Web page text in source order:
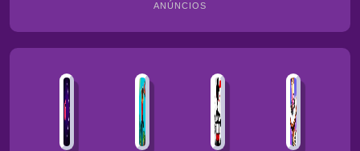
ANÚNCIOS